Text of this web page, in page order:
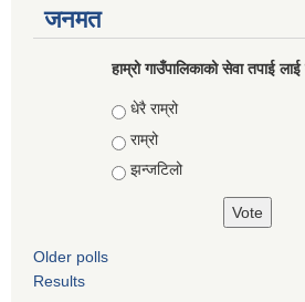
जनमत
हाम्रो गाउँपालिकाको सेवा तपाई
Choices
धेरै राम्रो
राम्रो
झन्जटिलो
Older polls
Results